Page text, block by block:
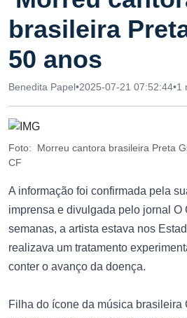
brasileira
50 anos
Benedita Papel•2025-07-21 07:52:44•1
Foto: Morreu cantora brasileira Preta
CF
A informação foi confirmada pela
imprensa e divulgada pelo jornal O
semanas, a artista estava nos
realizava um tratamento
conter o avanço da doença.
Filha do ícone da música brasileira